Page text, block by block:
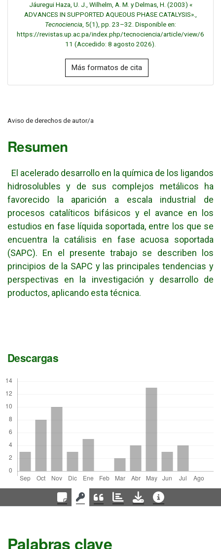
Jáuregui Haza, U. J., Wilhelm, A. M. y Delmas, H. (2003) «
ADVANCES IN SUPPORTED AQUEOUS PHASE CATALYSIS».,
Tecnociencia , 5(1), pp. 23–32. Disponible en:
https://revistas.up.ac.pa/index.php/tecnociencia/article/view/6
11 (Accedido: 8 agosto 2026).
Más formatos de cita
Aviso de derechos de autor/a
Resumen
El acelerado desarrollo en la química de los ligandos
hidrosolubles y de sus complejos metálicos ha
favorecido la aparición a escala industrial de
procesos catalíticos bifásicos y el avance en los
estudios en fase líquida soportada, entre los que se
encuentra la catálisis en fase acuosa soportada
(SAPC). En el presente trabajo se describen los
principios de la SAPC y las principales tendencias y
perspectivas en la investigación y desarrollo de
productos, aplicando esta técnica.
Descargas
Palabras clave